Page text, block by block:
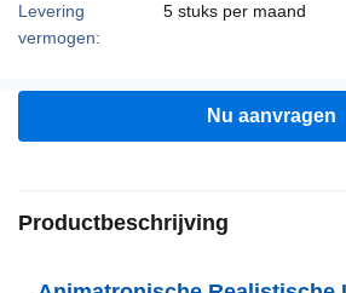
Levering
vermogen:
5 stuks per maand
Nu aanvragen
Productbeschrijving